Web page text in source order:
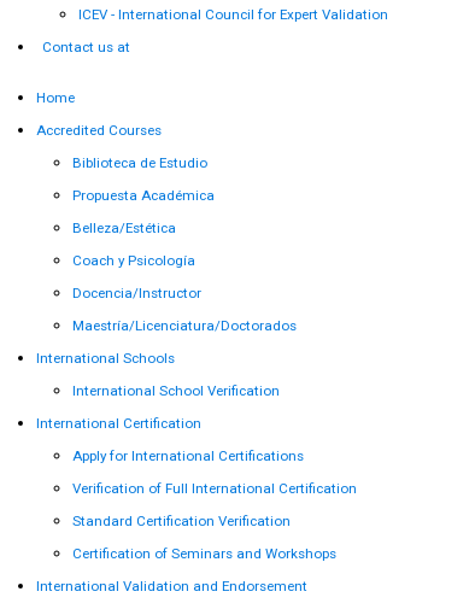
ICEV - International Council for Expert Validation
Contact us at
Home
Accredited Courses
Biblioteca de Estudio
Propuesta Académica
Belleza/Estética
Coach y Psicología
Docencia/Instructor
Maestría/Licenciatura/Doctorados
International Schools
International School Verification
International Certification
Apply for International Certifications
Verification of Full International Certification
Standard Certification Verification
Certification of Seminars and Workshops
International Validation and Endorsement